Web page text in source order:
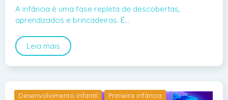
A infância é uma fase repleta de descobertas,
aprendizados e brincadeiras. É…
Leia mais
Desenvolvimento infantil Primeira infância